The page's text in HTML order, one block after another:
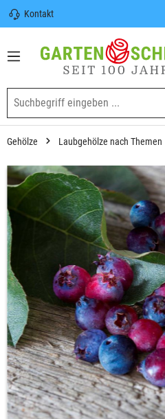
springen
Kontakt
Sicherer Versand | Versandkostenfrei
(DE) ab 100€
Garten-Schlüter Anwachsgarantie
Gehölze Laubgehölze nach Themen